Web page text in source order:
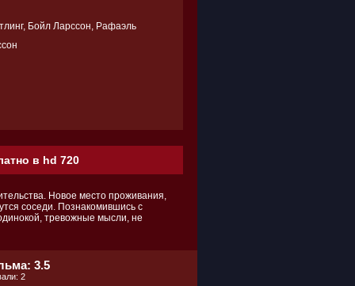
Бойл Ларссон, Рафаэль
в hd 720
Новое место проживания,
соседи. Познакомившись с
тревожные мысли, не
3.5
2